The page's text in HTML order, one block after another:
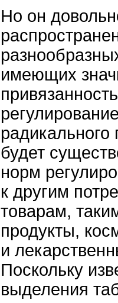
Но он
имеющих
радикального
будет
норм
к другим
товарам,
продукты,
и
Поскольку
выделения